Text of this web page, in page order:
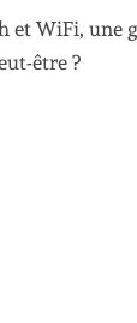
et WiFi, une
être ?